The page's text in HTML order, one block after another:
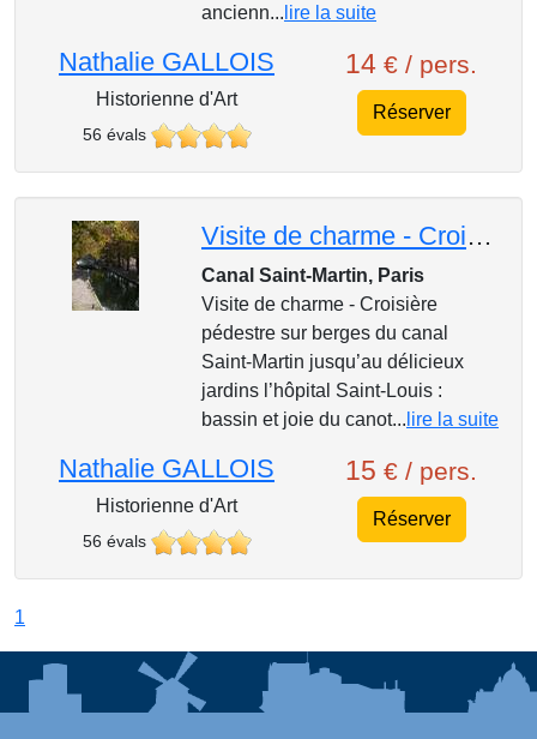
ancienn... lire la suite
Nathalie GALLOIS
Historienne d'Art
56 évals
14 € / pers.
Réserver
Visite de charme - Croisière pédestre sur berges du canal Saint-Martin
Canal Saint-Martin, Paris
Visite de charme - Croisière
pédestre sur berges du canal
Saint-Martin jusqu’au délicieux
jardins l’hôpital Saint-Louis :
bassin et joie du canot... lire la suite
Nathalie GALLOIS
Historienne d'Art
56 évals
15 € / pers.
Réserver
1